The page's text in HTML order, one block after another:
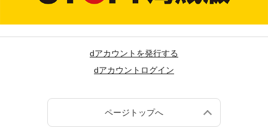
dアカウントを発行する
dアカウントログイン
ページトップへ